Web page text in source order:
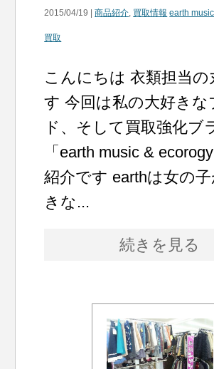
2015/04/19 |商品紹介, 買取情報 earth
買取
こんにちは 衣類担当
す 今回は私の大好きな
ド、そして買取強化ブ
「earth music &
紹介です earthは女の
きな...
続きを見る